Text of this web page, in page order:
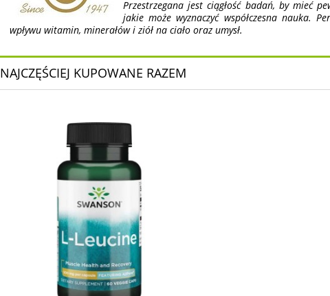
Przestrzegana jest ciągłość badań, by mieć
jakie może wyznaczyć współczesna nauka.
wpływu witamin, minerałów i ziół na ciało oraz umysł.
NAJCZĘŚCIEJ KUPOWANE RAZEM